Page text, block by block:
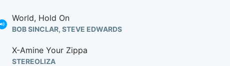
World, Hold On
BOB SINCLAR, STEVE EDWARDS
X-Amine Your Zippa
STEREOLIZA